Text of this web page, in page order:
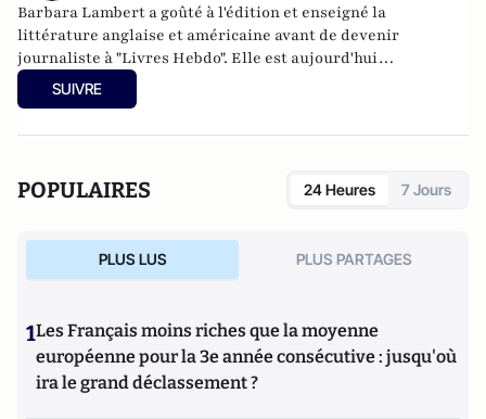
Barbara Lambert a goûté à l'édition et enseigné la
littérature anglaise et américaine avant de devenir
journaliste à "Livres Hebdo". Elle est aujourd'hui
responsable des rubriques société/idées d'Atlantico.fr.
SUIVRE
POPULAIRES 24 Heures 7 Jours
PLUS LUS PLUS PARTAGES
1Les Français moins riches que la moyenne
européenne pour la 3e année consécutive : jusqu'où
ira le grand déclassement ?